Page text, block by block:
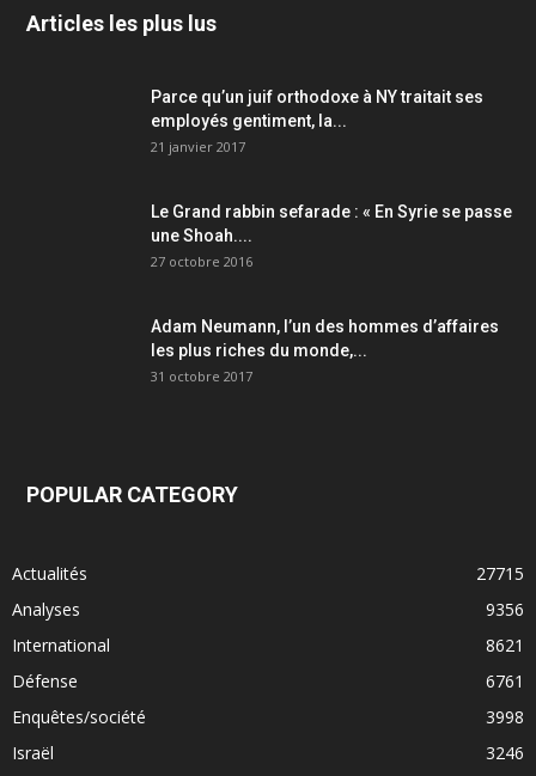
Articles les plus lus
Parce qu’un juif orthodoxe à NY traitait ses
employés gentiment, la...
21 janvier 2017
Le Grand rabbin sefarade : « En Syrie se passe
une Shoah....
27 octobre 2016
Adam Neumann, l’un des hommes d’affaires
les plus riches du monde,...
31 octobre 2017
POPULAR CATEGORY
Actualités
27715
Analyses
9356
International
8621
Défense
6761
Enquêtes/société
3998
Israël
3246